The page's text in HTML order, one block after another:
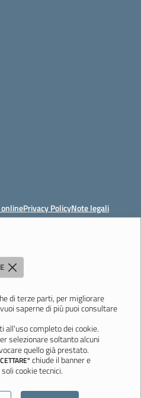
di terze parti, per migliorare
saperne di più puoi consultare
all'uso completo dei cookie.
selezionare soltanto alcuni
quello già prestato.
chiude il banner e
cookie tecnici.
Privacy PolicyNote legali
di accessibilitàPreferenze cookie
Levi'
- PEC:
- C.F. 94058180368
2026 ore 12:05